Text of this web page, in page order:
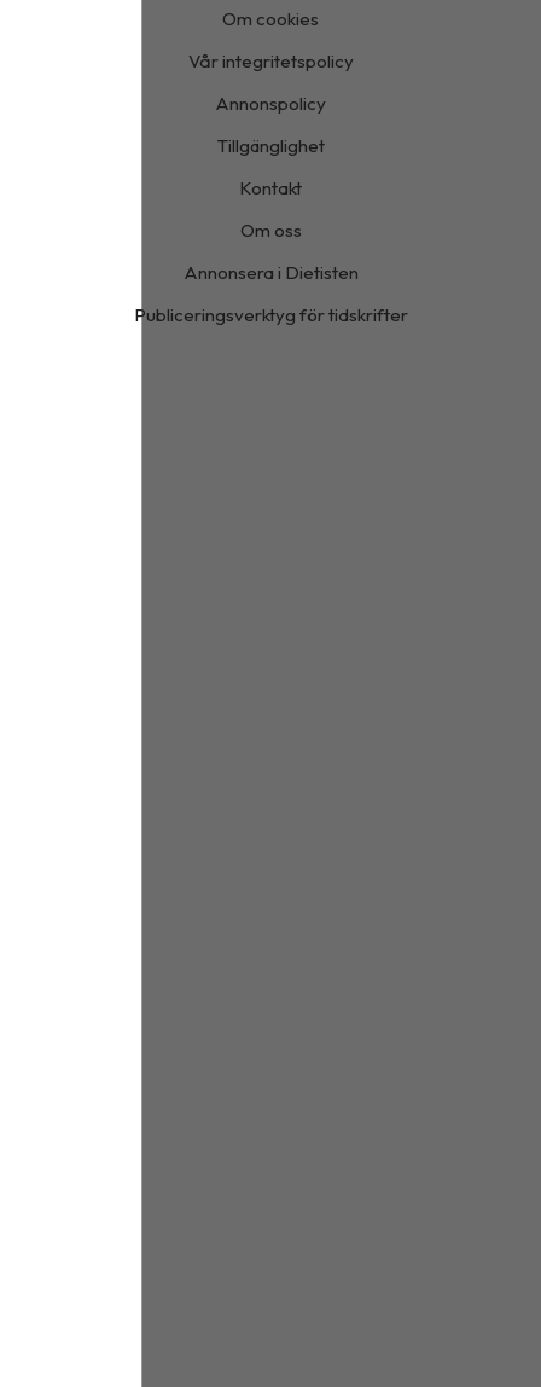
Om cookies
Vår integritetspolicy
Annonspolicy
Tillgänglighet
Kontakt
Om oss
Annonsera i Dietisten
Publiceringsverktyg för tidskrifter